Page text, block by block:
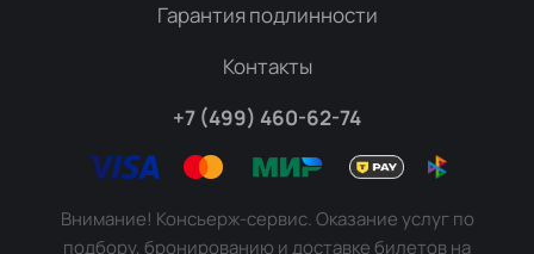
Гарантия подлинности
Контакты
+7 (499) 460-62-74
Внимание! Консьерж-сервис. Оказание услуг по
подбору, бронированию и доставке билетов на